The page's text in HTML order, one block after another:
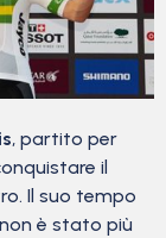
, partito per
il
Il suo tempo
è stato più